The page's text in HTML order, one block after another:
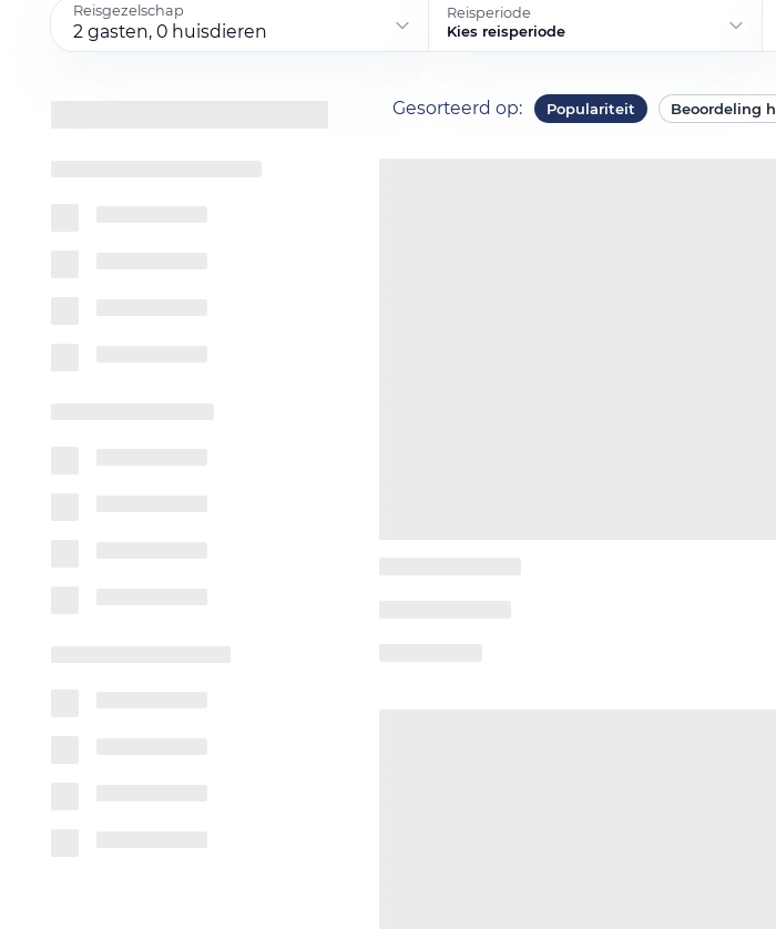
Reisgezelschap
2 gasten, 0 huisdieren
Reisperiode
Kies reisperiode
Gesorteerd op: Populariteit Beoordeling